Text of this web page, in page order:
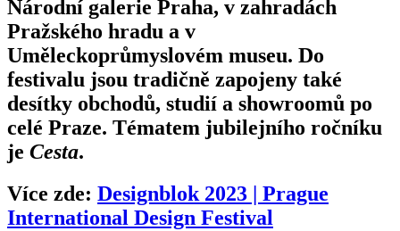
Národní galerie Praha, v zahradách
Pražského hradu a v
Uměleckoprůmyslovém museu. Do
festivalu jsou tradičně zapojeny také
desítky obchodů, studií a showroomů po
celé Praze. Tématem jubilejního ročníku
je Cesta.
Více zde: Designblok 2023 | Prague
International Design Festival